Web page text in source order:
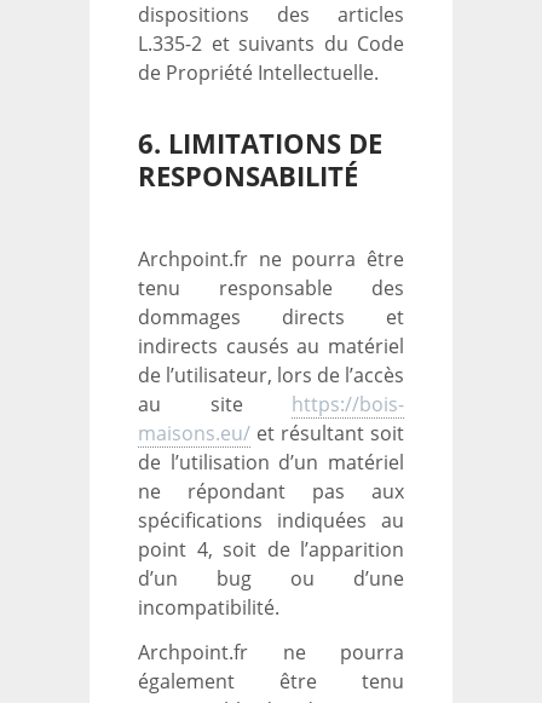
dispositions des articles
L.335-2 et suivants du Code
de Propriété Intellectuelle.
6. LIMITATIONS DE
RESPONSABILITÉ
Archpoint.fr ne pourra être
tenu responsable des
dommages directs et
indirects causés au matériel
de l’utilisateur, lors de l’accès
au site https://bois-
maisons.eu/ et résultant soit
de l’utilisation d’un matériel
ne répondant pas aux
spécifications indiquées au
point 4, soit de l’apparition
d’un bug ou d’une
incompatibilité.
Archpoint.fr ne pourra
également être tenu